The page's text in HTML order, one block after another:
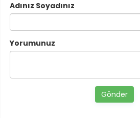
Adınız Soyadınız
Yorumunuz
Gönder